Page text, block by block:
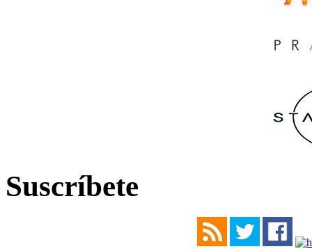
Suscríbete